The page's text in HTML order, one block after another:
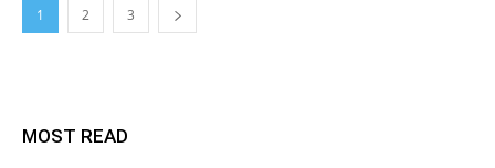
1 2 3
MOST READ